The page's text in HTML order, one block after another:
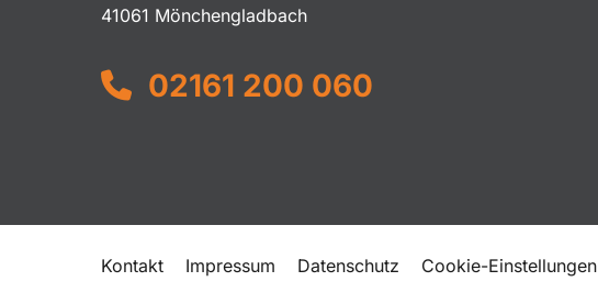
41061 Mönchengladbach
02161 200 060
Kontakt Impressum Datenschutz Cookie-Einstellungen